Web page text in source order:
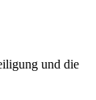
und die